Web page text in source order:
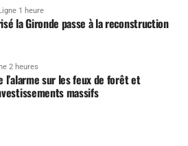
1 heure
la Gironde passe à la reconstruction
2 heures
l’alarme sur les feux de forêt et
massifs